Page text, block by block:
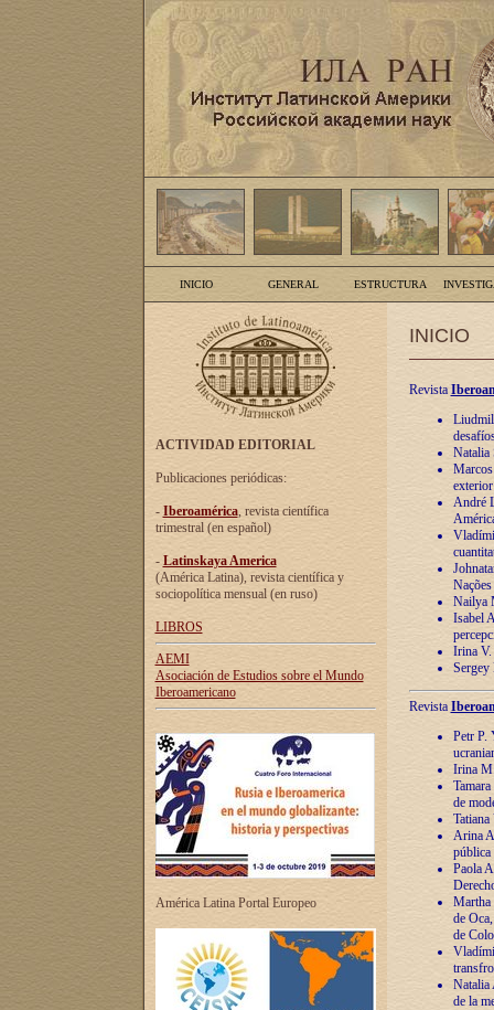
INICIO GENERAL ESTRUCTURA
ACTIVIDAD EDITORIAL
Publicaciones periódicas:
- Iberoamérica, revista científica
trimestral (en español)
- Latinskaya America
(América Latina), revista científica y
sociopolítica mensual (en ruso)
LIBROS
AEMI
Asociación de Estudios sobre el Mundo
Iberoamericano
América Latina Portal Europeo
INICIO
Revista
Natalia
André
Nailya
Isabel
Irina V.
Sergey
Revista
Petr P.
Irina
de
Arina
pública
Paola
Martha
de
de
Natalia
de la